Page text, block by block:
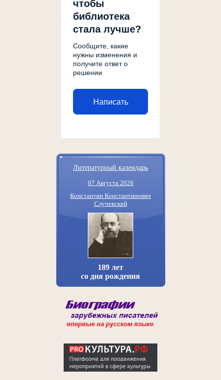
чтобы
библиотека
стала лучше?
Сообщите, какие
нужны изменения и
получите ответ о
решении
Написать
Литературный календарь
07 Августа 2026
Константин Константинович
Случевский
189 лет
со дня рождения